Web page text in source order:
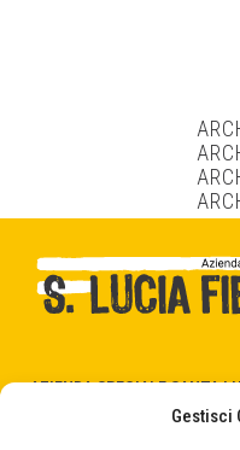
Gestisci
AZIENDA SPECIALE SANTA
31025 Santa Lucia di Piave (TV)